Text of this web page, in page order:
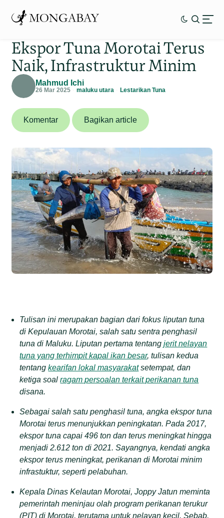
Ekspor Tuna Morotai Terus
Naik, Infrastruktur Minim
Mahmud Ichi
26 Mar 2025 maluku utara Lestarikan Tuna
Komentar Bagikan article
Tulisan ini merupakan bagian dari fokus liputan tuna
di Kepulauan Morotai, salah satu sentra penghasil
tuna di Maluku. Liputan pertama tentangjerit nelayan
tuna yang terhimpit kapal ikan besar, tulisan kedua
tentangkearifan lokal masyarakatsetempat, dan
ketiga soalragam persoalan terkait perikanan tuna
disana.
Sebagai salah satu penghasil tuna, angka ekspor tuna
Morotai terus menunjukkan peningkatan. Pada 2017,
ekspor tuna capai 496 ton dan terus meningkat hingga
menjadi 2.612 ton di 2021. Sayangnya, kendati angka
ekspor terus meningkat, perikanan di Morotai minim
infrastuktur, seperti pelabuhan.
Kepala Dinas Kelautan Morotai, Joppy Jatun meminta
pemerintah meninjau olah program perikanan terukur
(PIT) di Morotai, terutama untuk nelayan kecil. Sebab,